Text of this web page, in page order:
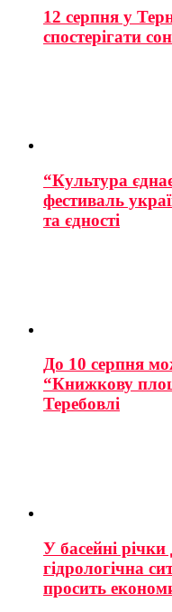
12 серпня у
спостерігати
“Культура
фестиваль
та єдності
До 10 серпня
“Книжкову
Теребовлі
У басейні річки
гідрологічна
просить